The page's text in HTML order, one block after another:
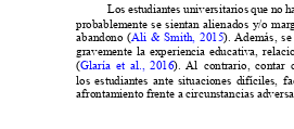

probablemente se sientan alienados y/o
abandono (   ). Además,
   
(   ). Al contrario, contar
los estudiantes ante situaciones difíciles,
afrontamiento frente a circunstancias